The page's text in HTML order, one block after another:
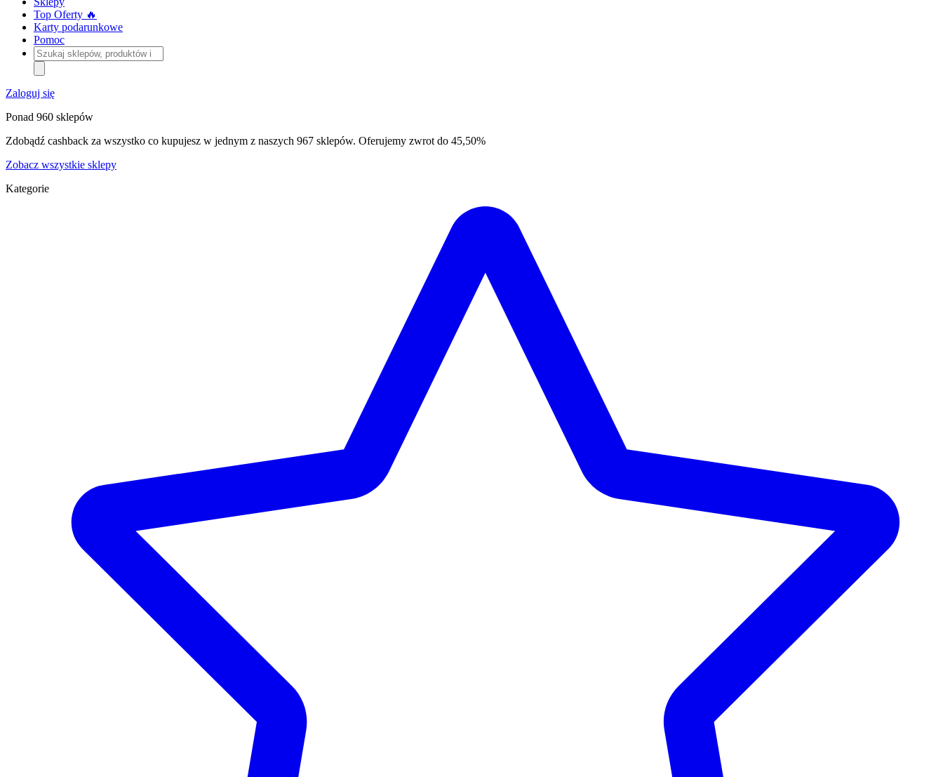
Top Oferty 🔥
Karty podarunkowe
Pomoc
Szukaj
sklepów,
produktów
i
kategorii
Zaloguj się
Ponad 960 sklepów
Zdobądź cashback za wszystko co kupujesz w jednym z naszych 967 sklepów. Oferujemy zwrot do 45,50%
Zobacz wszystkie sklepy
Kategorie